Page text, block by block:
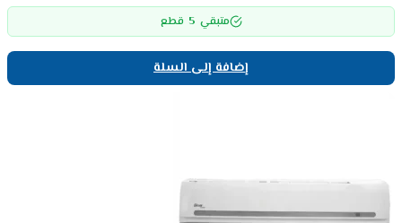
متبقي 5 قطع
إضافة إلى السلة